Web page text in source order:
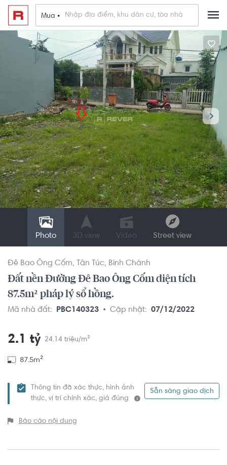
Mua •
Photo 3D view Video Street view
Đê Bao Ông Cốm Tân Túc Bình Chánh
Đất nền Đường Đê Bao Ông Cốm diện tích
87.5m² pháp lý sổ hồng.
Mã nhà đất: PBC140323 Cập nhật: 07/12/2022
2.1 tỷ 24.14 triệu/m²
87.5m²
Thông tin đã xác thực, hình ảnh
thực, vị trí chính xác, giá đúng
Sẵn sàng giao dịch
Báo cáo nội dung